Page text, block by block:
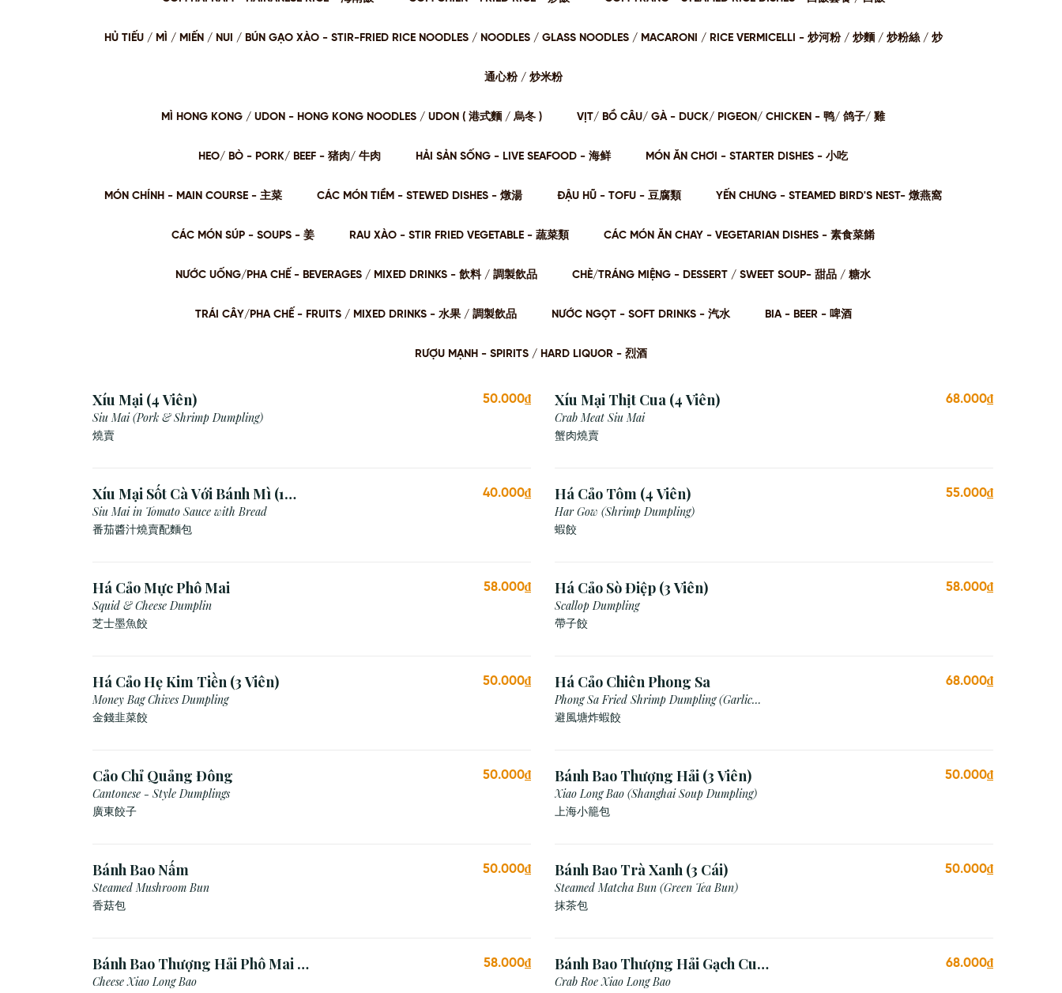
HỦ TIẾU / MÌ / MIẾN / NUI / BÚN GẠO XÀO - STIR-FRIED RICE NOODLES / NOODLES / GLASS NOODLES / MACARONI / RICE VERMICELLI - 炒河粉 / 炒麵 / 炒粉絲 / 炒
通⼼粉 / 炒⽶粉
MÌ HONG KONG / UDON - HONG KONG NOODLES / UDON ( 港式麵 / 烏冬 ) VỊT/ BỒ CÂU/ GÀ - DUCK/ PIGEON/ CHICKEN - 鸭/ 鸽子/ 雞
HEO/ BÒ - PORK/ BEEF - 猪肉/ 牛肉 HẢI SẢN SỐNG - LIVE SEAFOOD - 海鲜 MÓN ĂN CHƠI - STARTER DISHES - 小吃
MÓN CHÍNH - MAIN COURSE - 主菜 CÁC MÓN TIỀM - STEWED DISHES - 燉湯 ĐẬU HŨ - TOFU - 豆腐類 YẾN CHƯNG - STEAMED BIRD'S NEST- 燉燕窩
CÁC MÓN SÚP - SOUPS - 姜 RAU XÀO - STIR FRIED VEGETABLE - 蔬菜類 CÁC MÓN ĂN CHAY - VEGETARIAN DISHES - 素⻝菜餚
NƯỚC UỐNG/PHA CHẾ - BEVERAGES / MIXED DRINKS - 飲料 / 調製飲品 CHÈ/TRÁNG MIỆNG - DESSERT / SWEET SOUP- 甜品 / 糖⽔
TRÁI CÂY/PHA CHẾ - FRUITS / MIXED DRINKS - ⽔果 / 調製飲品 NƯỚC NGỌT - SOFT DRINKS - 汽⽔ BIA - BEER - 啤酒
RƯỢU MẠNH - SPIRITS / HARD LIQUOR - 烈酒
Xíu Mại (4 Viên)
Siu Mai (Pork & Shrimp Dumpling)
燒賣
50.000₫ Xíu Mại Thịt Cua (4 Viên)
Crab Meat Siu Mai
蟹肉燒賣
68.000₫
Xíu Mại Sốt Cà Với Bánh Mì (1
Viên)
Siu Mai in Tomato Sauce with Bread
番茄醬汁燒賣配麵包
40.000₫ Há Cảo Tôm (4 Viên)
Har Gow (Shrimp Dumpling)
蝦餃
55.000₫
Há Cảo Mực Phô Mai
Squid & Cheese Dumplin
芝⼠墨⿂餃
58.000₫ Há Cảo Sò Điệp (3 Viên)
Scallop Dumpling
帶子餃
58.000₫
Há Cảo Hẹ Kim Tiền (3 Viên)
Money Bag Chives Dumpling
金錢韭菜餃
50.000₫ Há Cảo Chiên Phong Sa
Phong Sa Fried Shrimp Dumpling (Garlic
Breadcrumb)
避風塘炸蝦餃
68.000₫
Cảo Chỉ Quảng Đông
Cantonese - Style Dumplings
廣東餃⼦
50.000₫ Bánh Bao Thượng Hải (3 Viên)
Xiao Long Bao (Shanghai Soup Dumpling)
上海小籠包
50.000₫
Bánh Bao Nấm
Steamed Mushroom Bun
香菇包
50.000₫ Bánh Bao Trà Xanh (3 Cái)
Steamed Matcha Bun (Green Tea Bun)
抹茶包
50.000₫
Bánh Bao Thượng Hải Phô Mai (3
Viên)
Cheese Xiao Long Bao
58.000₫
Bánh Bao Thượng Hải Gạch Cua
(3 Viên)
Crab Roe Xiao Long Bao
68.000₫